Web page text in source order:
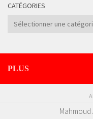
CATÉGORIES
Catégories
PLUS
Mahmoud